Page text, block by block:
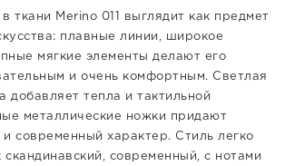
в ткани Merino 011 выглядит как предмет
плавные линии, широкое
мягкие элементы делают его
и очень комфортным. Светлая
добавляет тепла и тактильной
металлические ножки придают
и современный характер. Стиль легко
скандинавский, современный, с нотами